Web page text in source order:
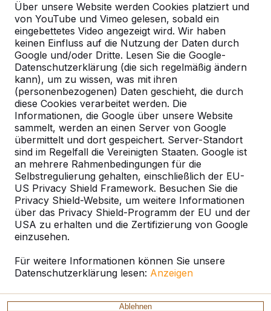
Über unsere Website werden Cookies platziert und
von YouTube und Vimeo gelesen, sobald ein
eingebettetes Video angezeigt wird. Wir haben
keinen Einfluss auf die Nutzung der Daten durch
Google und/oder Dritte. Lesen Sie die Google-
Datenschutzerklärung (die sich regelmäßig ändern
kann), um zu wissen, was mit ihren
(personenbezogenen) Daten geschieht, die durch
diese Cookies verarbeitet werden. Die
Informationen, die Google über unsere Website
sammelt, werden an einen Server von Google
übermittelt und dort gespeichert. Server-Standort
sind im Regelfall die Vereinigten Staaten. Google ist
an mehrere Rahmenbedingungen für die
Selbstregulierung gehalten, einschließlich der EU-
US Privacy Shield Framework. Besuchen Sie die
Privacy Shield-Website, um weitere Informationen
über das Privacy Shield-Programm der EU und der
USA zu erhalten und die Zertifizierung von Google
einzusehen.
Für weitere Informationen können Sie unsere
Datenschutzerklärung lesen: Anzeigen
Ablehnen
Referenzen
Unsere Produkte finden Sie in ganz Europa
und darüber hinaus. Sehen Sie hier, wo Sie
ein HeBlad-Produkt in Ihrer Nähe finden.
Produkt
Alles anzeigen
Kategorie
Alles anzeigen
Ort oder Postleitzahl suchen